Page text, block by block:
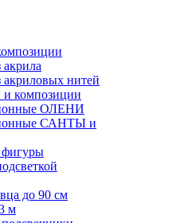
нитей
композиции
ОЛЕНИ
САНТЫ и
фигуры
до 90 см
м